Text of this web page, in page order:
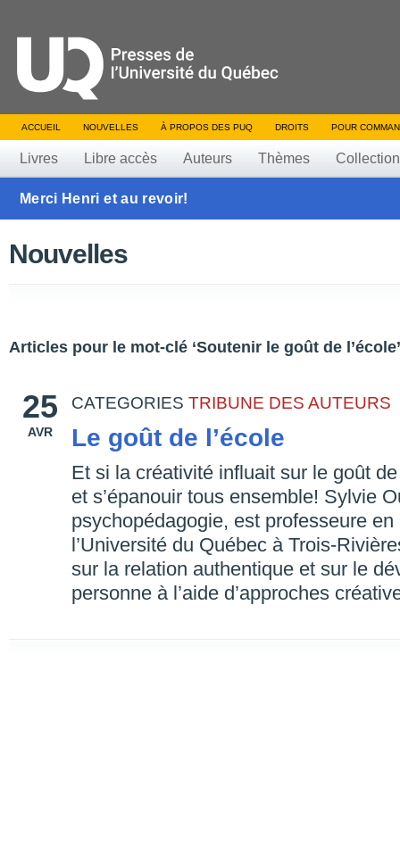
ACCUEIL NOUVELLES À PROPOS DES PUQ DROITS POUR
Livres Libre accès Auteurs Thèmes
Merci Henri et au revoir!
Nouvelles
Articles pour le mot-clé ‘Soutenir le goût de l’école’
25
AVR
CATEGORIES TRIBUNE DES AUTEURS
Le goût de l’école
Et si la créativité influait sur le goût
et s’épanouir tous ensemble! Sylvie
psychopédagogie, est professeure
l’Université du Québec à Trois-
sur la relation authentique et sur le
personne à l’aide d’approches